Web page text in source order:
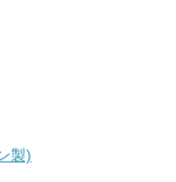
製)